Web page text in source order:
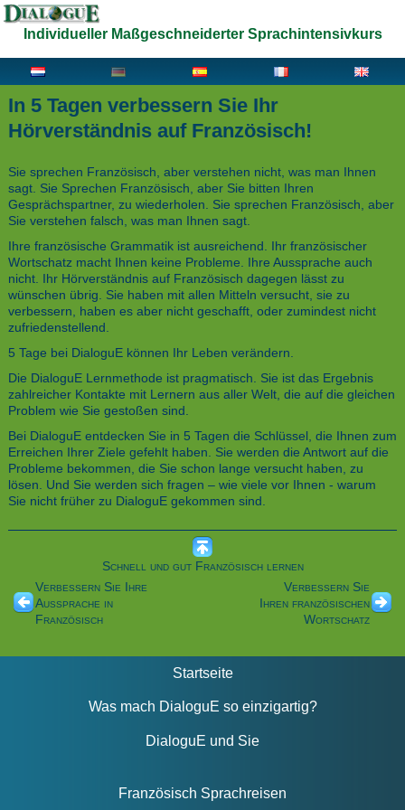
Individueller Maßgeschneiderter Sprachintensivkurs
In 5 Tagen verbessern Sie Ihr
Hörverständnis auf Französisch!
Sie sprechen Französisch, aber verstehen nicht, was man Ihnen
sagt. Sie Sprechen Französisch, aber Sie bitten Ihren
Gesprächspartner, zu wiederholen. Sie sprechen Französisch, aber
Sie verstehen falsch, was man Ihnen sagt.
Ihre französische Grammatik ist ausreichend. Ihr französischer
Wortschatz macht Ihnen keine Probleme. Ihre Aussprache auch
nicht. Ihr Hörverständnis auf Französisch dagegen lässt zu
wünschen übrig. Sie haben mit allen Mitteln versucht, sie zu
verbessern, haben es aber nicht geschafft, oder zumindest nicht
zufriedenstellend.
5 Tage bei DialoguE können Ihr Leben verändern.
Die DialoguE Lernmethode ist pragmatisch. Sie ist das Ergebnis
zahlreicher Kontakte mit Lernern aus aller Welt, die auf die gleichen
Problem wie Sie gestoßen sind.
Bei DialoguE entdecken Sie in 5 Tagen die Schlüssel, die Ihnen zum
Erreichen Ihrer Ziele gefehlt haben. Sie werden die Antwort auf die
Probleme bekommen, die Sie schon lange versucht haben, zu
lösen. Und Sie werden sich fragen – wie viele vor Ihnen - warum
Sie nicht früher zu DialoguE gekommen sind.
Schnell und gut Französisch lernen
Verbessern Sie Ihre
Aussprache in
Französisch
Verbessern Sie
Ihren französischen
Wortschatz
Startseite
Was mach DialoguE so einzigartig?
DialoguE und Sie
Französisch Sprachreisen